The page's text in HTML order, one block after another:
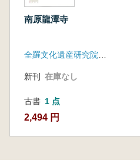
南原龍潭寺
新刊 在庫なし
古書 1 点
2,494 円